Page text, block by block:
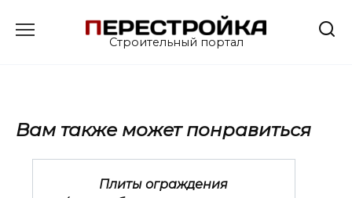
Строительный портал
Вам также может понравиться
Плиты ограждения